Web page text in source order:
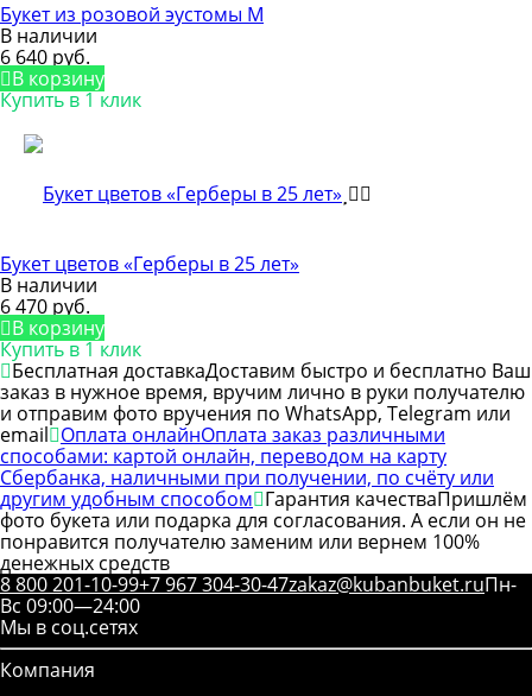
Букет из розовой эустомы М
В наличии
6 640 руб.
В корзину
Купить в 1 клик
Букет цветов «Герберы в 25 лет»
В наличии
6 470 руб.
В корзину
Купить в 1 клик
Бесплатная доставкаДоставим быстро и бесплатно Ваш
заказ в нужное время, вручим лично в руки получателю
и отправим фото вручения по WhatsApp, Telegram или
email Оплата онлайнОплата заказ различными
способами: картой онлайн, переводом на карту
Сбербанка, наличными при получении, по счёту или
другим удобным способом Гарантия качестваПришлём
фото букета или подарка для согласования. А если он не
понравится получателю заменим или вернем 100%
денежных средств
8 800 201-10-99+7 967 304-30-47zakaz@kubanbuket.ruПн-
Вс 09:00—24:00
Мы в соц.сетях
Компания